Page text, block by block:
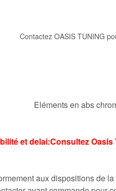
Contactez OASIS TUNING
Eléments en abs
et delai:Consultez
aux dispositions de